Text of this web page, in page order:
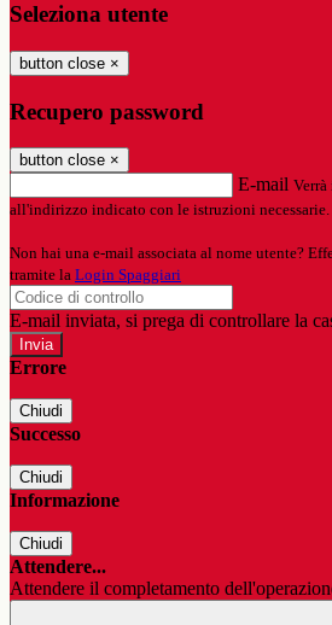
Seleziona utente
button close ×
Recupero password
button close ×
E-mail
all'indirizzo indicato con le istruzioni necessarie.
Non hai una e-mail associata al nome utente?
tramite la Login Spaggiari
E-mail inviata, si prega di controllare la
Errore
Chiudi
Successo
Chiudi
Informazione
Chiudi
Attendere...
Attendere il completamento